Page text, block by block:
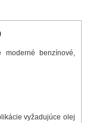
benzínové,
vyžadujúce olej